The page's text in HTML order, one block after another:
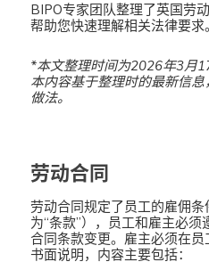
BIPO专家团队整理了英国劳
帮助您快速理解相关法律要求。
*本文整理时间为2026年3月
本内容基于整理时的最新信
做法。
劳动合同
劳动合同规定了员工的雇佣
为“条款”），员工和雇主必
合同条款变更。雇主必须在
书面说明，内容主要包括：